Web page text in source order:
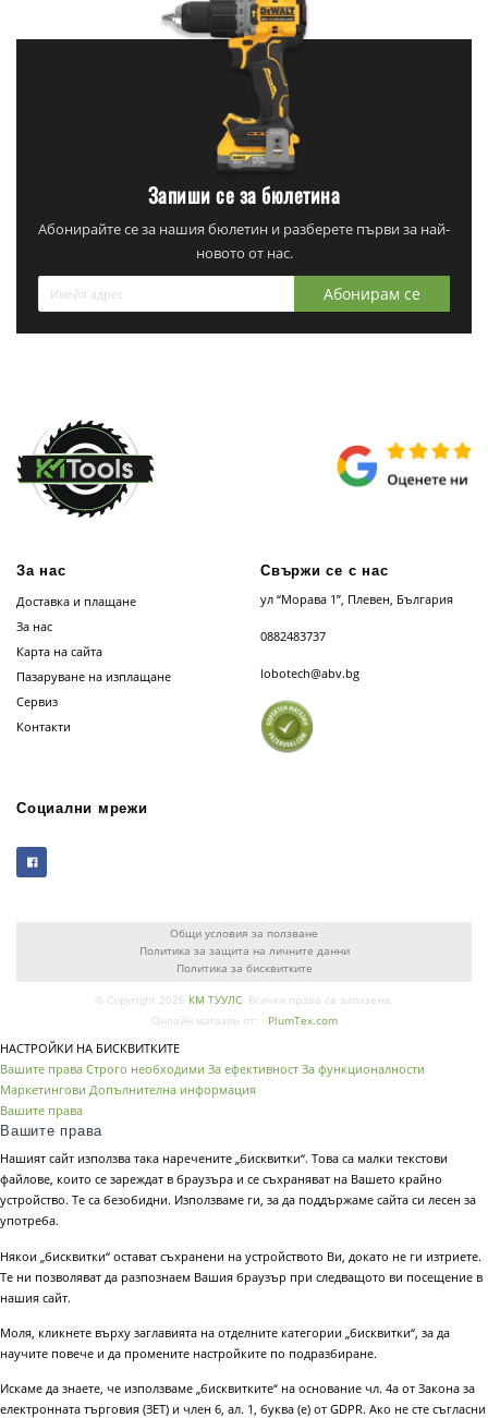
Запиши се за бюлетина
Абонирайте се за нашия бюлетин и разберете първи за най-
новото от нас.
Абонирам се
За нас
Доставка и плащане
За нас
Карта на сайта
Пазаруване на изплащане
Сервиз
Контакти
Свържи се с нас
ул “Морава 1”, Плевен, България
0882483737
lobotech@abv.bg
Социални мрежи
Общи условия за ползване
Политика за защита на личните данни
Политика за бисквитките
© Copyright 2026 КМ ТУУЛС. Всички права са запазени.
Онлайн магазин от:
PlumTex.com
НАСТРОЙКИ НА БИСКВИТКИТЕ
Вашите права Строго необходими За ефективност За функционалности
Маркетингови Допълнителна информация
Вашите права
Вашите права
Нашият сайт използва така наречените „бисквитки“. Това са малки текстови
файлове, които се зареждат в браузъра и се съхраняват на Вашето крайно
устройство. Те са безобидни. Използваме ги, за да поддържаме сайта си лесен за
употреба.
Някои „бисквитки“ остават съхранени на устройството Ви, докато не ги изтриете.
Те ни позволяват да разпознаем Вашия браузър при следващото ви посещение в
нашия сайт.
Моля, кликнете върху заглавията на отделните категории „бисквитки“, за да
научите повече и да промените настройките по подразбиране.
Искаме да знаете, че използваме „бисквитките“ на основание чл. 4а от Закона за
електронната търговия (ЗЕТ) и член 6, ал. 1, буква (е) от GDPR. Ако не сте съгласни